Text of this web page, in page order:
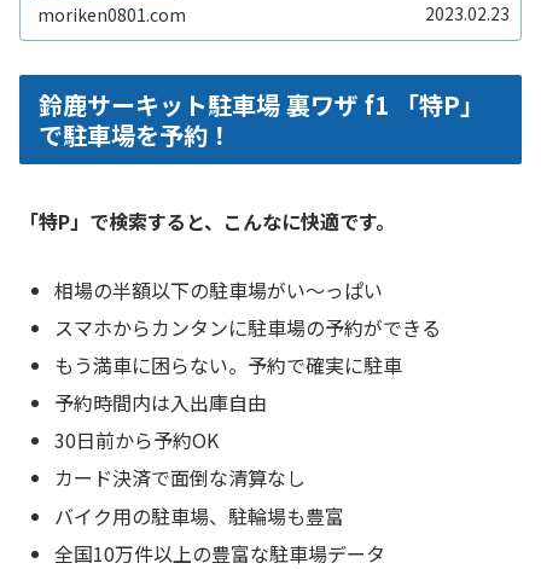
moriken0801.com 2023.02.23
鈴鹿サーキット駐車場 裏ワザ f1 「特P」
で駐車場を予約！
「特P」で検索すると、こんなに快適です。
相場の半額以下の駐車場がい〜っぱい
スマホからカンタンに駐車場の予約ができる
もう満車に困らない。予約で確実に駐車
予約時間内は入出庫自由
30日前から予約OK
カード決済で面倒な清算なし
バイク用の駐車場、駐輪場も豊富
全国10万件以上の豊富な駐車場データ